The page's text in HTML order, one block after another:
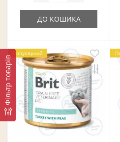
Фільтр товарів
ДО КОШИКА
Популярний